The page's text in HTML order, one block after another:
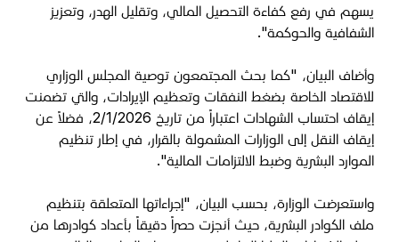
يسهم في رفع كفاءة التحصيل المالي، وتقليل الهدر، وتعزيز
الشفافية والحوكمة".
وأضاف البيان، "كما بحث المجتمعون توصية المجلس الوزاري
للاقتصاد الخاصة بضغط النفقات وتعظيم الإيرادات، والتي تضمنت
إيقاف احتساب الشهادات اعتباراً من تاريخ 2/1/2026، فضلاً عن
إيقاف النقل إلى الوزارات المشمولة بالقرار، في إطار تنظيم
الموارد البشرية وضبط الالتزامات المالية".
واستعرضت الوزارة، بحسب البيان، "إجراءاتها المتعلقة بتنظيم
ملف الكوادر البشرية، حيث أنجزت حصراً دقيقاً بأعداد كوادرها من